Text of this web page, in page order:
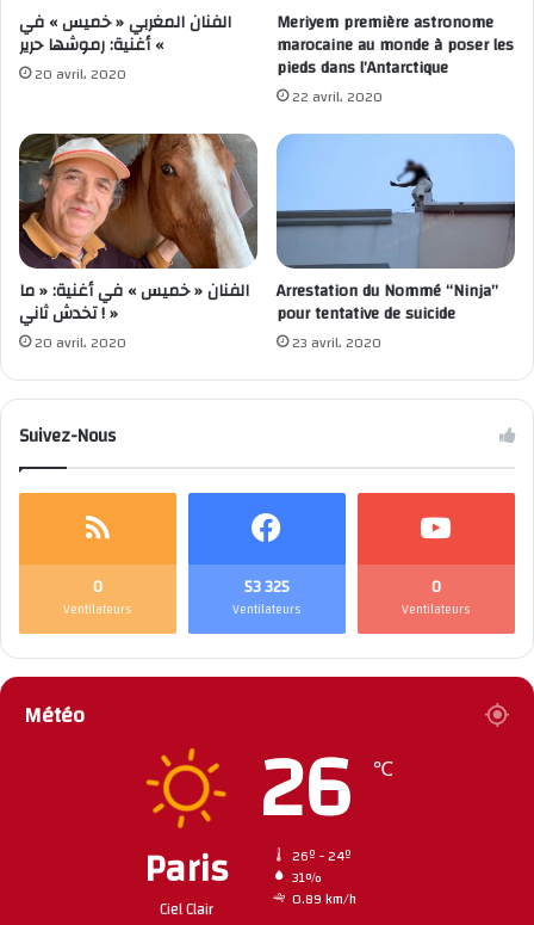
الفنان المغربي « خميس » في
أغنية: رموشها حرير «
20 avril، 2020
Meriyem première astronome
marocaine au monde à poser les
pieds dans l’Antarctique
22 avril، 2020
الفنان « خميس » في أغنية: « ما
تخدش ثاني ! »
20 avril، 2020
Arrestation du Nommé “Ninja”
pour tentative de suicide
23 avril، 2020
Suivez-Nous
0
Ventilateurs
53 325
Ventilateurs
0
Ventilateurs
Météo
Paris
Ciel Clair
26 ℃
26º - 24º
31%
0.89 km/h